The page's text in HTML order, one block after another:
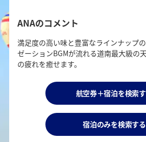
ANAのコメント
満足度の高い味と豊富なラインナップ
ゼーションBGMが流れる道南最大級の
の疲れを癒せます。
航空券＋宿泊を検索
宿泊のみを検索する